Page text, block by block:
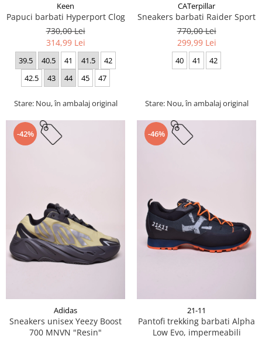
Keen
Papuci barbati Hyperport Clog
730,00 Lei
314,99 Lei
39.5 40.5 41 41.5
42
42.5
43 44 45 47
Stare: Nou, în ambalaj original
CATerpillar
Sneakers barbati Raider Sport
770,00 Lei
299,99 Lei
40 41 42
Stare: Nou, în ambalaj original
-42%
Adidas
Sneakers unisex Yeezy Boost
700 MNVN "Resin"
-46%
21-11
Pantofi trekking barbati Alpha
Low Evo, impermeabili